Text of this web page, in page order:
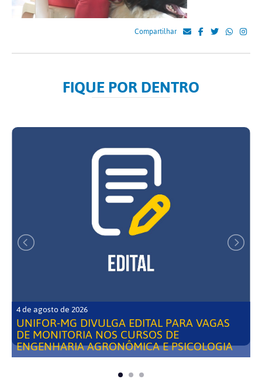
Compartilhar
FIQUE POR DENTRO
4 de agosto de 2026
UNIFOR-MG DIVULGA EDITAL PARA VAGAS
DE MONITORIA NOS CURSOS DE
ENGENHARIA AGRONÔMICA E PSICOLOGIA